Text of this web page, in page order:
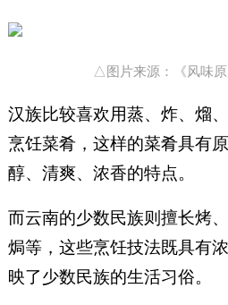
△图片来源：《风味原
汉族比较喜欢用蒸、炸、熘
烹饪菜肴，这样的菜肴具有
醇、清爽、浓香的特点。
而云南的少数民族则擅长烤
焗等，这些烹饪技法既具有
映了少数民族的生活习俗。